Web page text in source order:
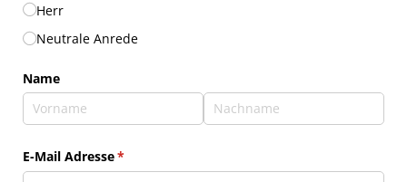
Herr
Neutrale Anrede
Name
E-Mail Adresse*
(erforderlich)